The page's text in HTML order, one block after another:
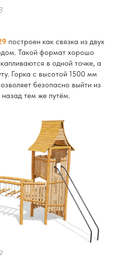
построен как связка из двух
Такой формат хорошо
в одной точке, а
Горка с высотой 1500 мм
безопасно выйти из
тем же путём.